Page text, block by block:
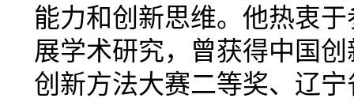
能力和创新思维。他热衷
展学术研究，曾获得中国
创新方法大赛二等奖、辽